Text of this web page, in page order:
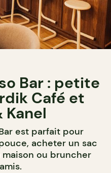
Bar : petite
Café et
Kanel
est parfait pour
acheter un sac
ou bruncher